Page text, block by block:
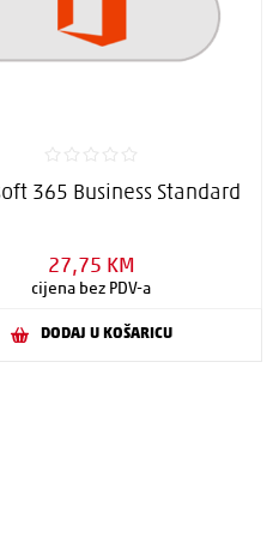
365 Business Standard
27,75 KM
cijena bez PDV-a
DODAJ U KOŠARICU